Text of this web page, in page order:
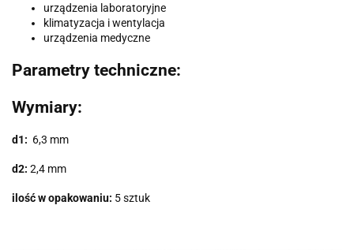
urządzenia laboratoryjne
klimatyzacja i wentylacja
urządzenia medyczne
Parametry techniczne:
Wymiary:
d1: 6,3 mm
d2: 2,4 mm
ilość w opakowaniu: 5 sztuk